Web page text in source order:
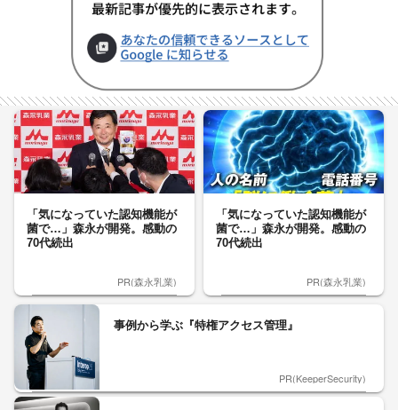
「気になっていた認知機能が
菌で…」森永が開発。感動の
70代続出
PR(森永乳業)
「気になっていた認知機能が
菌で…」森永が開発。感動の
70代続出
PR(森永乳業)
事例から学ぶ『特権アクセス管理』
PR(KeeperSecurity)